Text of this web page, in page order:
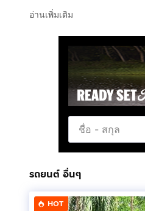
อ่านเพิ่มเติม
รถยนต์ อื่นๆ
HOT